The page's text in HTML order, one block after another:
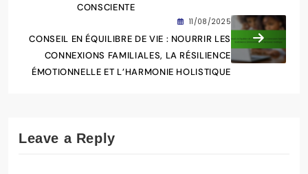
CONSCIENTE
11/08/2025
CONSEIL EN ÉQUILIBRE DE VIE : NOURRIR LES
CONNEXIONS FAMILIALES, LA RÉSILIENCE
ÉMOTIONNELLE ET L’HARMONIE HOLISTIQUE
Leave a Reply